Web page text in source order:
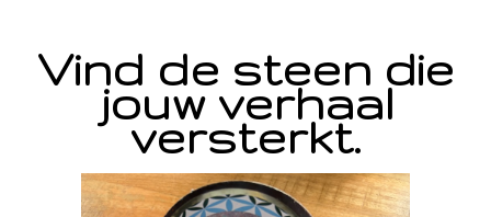
Vind de steen die
jouw verhaal
versterkt.